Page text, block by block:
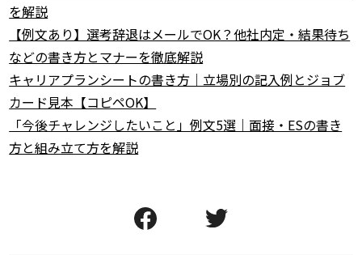
を解説
【例文あり】選考辞退はメールでOK？他社内定・結果待ち
などの書き方とマナーを徹底解説
キャリアプランシートの書き方｜立場別の記入例とジョブ
カード見本【コピペOK】
「今後チャレンジしたいこと」例文5選｜面接・ESの書き
方と組み立て方を解説